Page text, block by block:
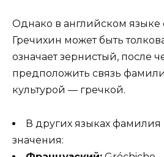
Однако в английском
Гречихин может быть
означает зернистый, после
предположить связь
культурой — гречкой.
В других языках
значения: